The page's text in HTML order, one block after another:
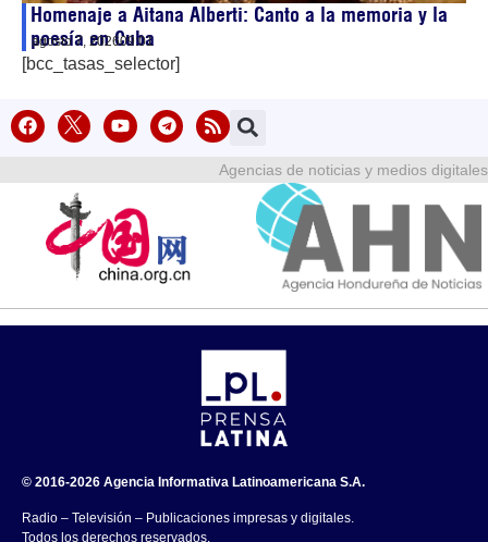
Homenaje a Aitana Alberti: Canto a la memoria y la
poesía en Cuba
agosto 7, 202609:01
[bcc_tasas_selector]
Agencias de noticias y medios digitales
© 2016-2026 Agencia Informativa Latinoamericana S.A.
Radio – Televisión – Publicaciones impresas y digitales.
Todos los derechos reservados.